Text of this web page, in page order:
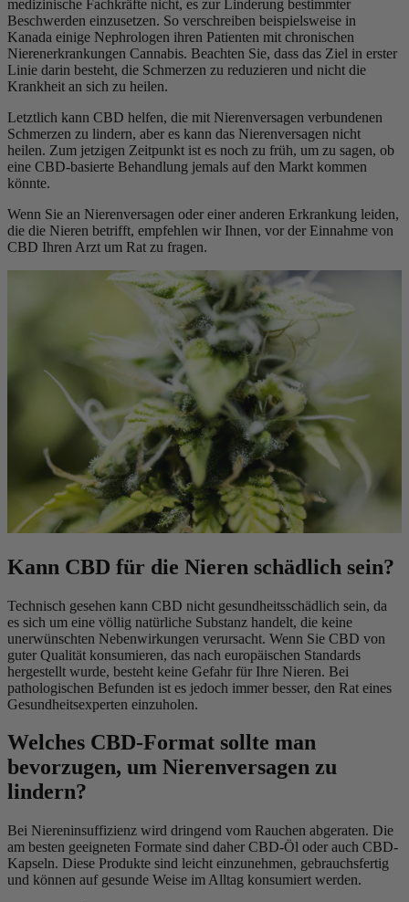
medizinische Fachkräfte nicht, es zur Linderung bestimmter
Beschwerden einzusetzen. So verschreiben beispielsweise in
Kanada einige Nephrologen ihren Patienten mit chronischen
Nierenerkrankungen Cannabis. Beachten Sie, dass das Ziel in erster
Linie darin besteht, die Schmerzen zu reduzieren und nicht die
Krankheit an sich zu heilen.
Letztlich kann CBD helfen, die mit Nierenversagen verbundenen
Schmerzen zu lindern, aber es kann das Nierenversagen nicht
heilen. Zum jetzigen Zeitpunkt ist es noch zu früh, um zu sagen, ob
eine CBD-basierte Behandlung jemals auf den Markt kommen
könnte.
Wenn Sie an Nierenversagen oder einer anderen Erkrankung leiden,
die die Nieren betrifft, empfehlen wir Ihnen, vor der Einnahme von
CBD Ihren Arzt um Rat zu fragen.
Kann CBD für die Nieren schädlich sein?
Technisch gesehen kann CBD nicht gesundheitsschädlich sein, da
es sich um eine völlig natürliche Substanz handelt, die keine
unerwünschten Nebenwirkungen verursacht. Wenn Sie CBD von
guter Qualität konsumieren, das nach europäischen Standards
hergestellt wurde, besteht keine Gefahr für Ihre Nieren. Bei
pathologischen Befunden ist es jedoch immer besser, den Rat eines
Gesundheitsexperten einzuholen.
Welches CBD-Format sollte man
bevorzugen, um Nierenversagen zu
lindern?
Bei Niereninsuffizienz wird dringend vom Rauchen abgeraten. Die
am besten geeigneten Formate sind daher CBD-Öl oder auch CBD-
Kapseln. Diese Produkte sind leicht einzunehmen, gebrauchsfertig
und können auf gesunde Weise im Alltag konsumiert werden.